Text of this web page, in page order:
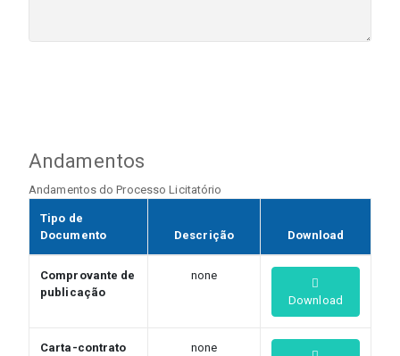
Andamentos
Andamentos do Processo Licitatório
Tipo de
Documento
Descrição Download
Comprovante de
publicação
none
Download
Carta-contrato
none